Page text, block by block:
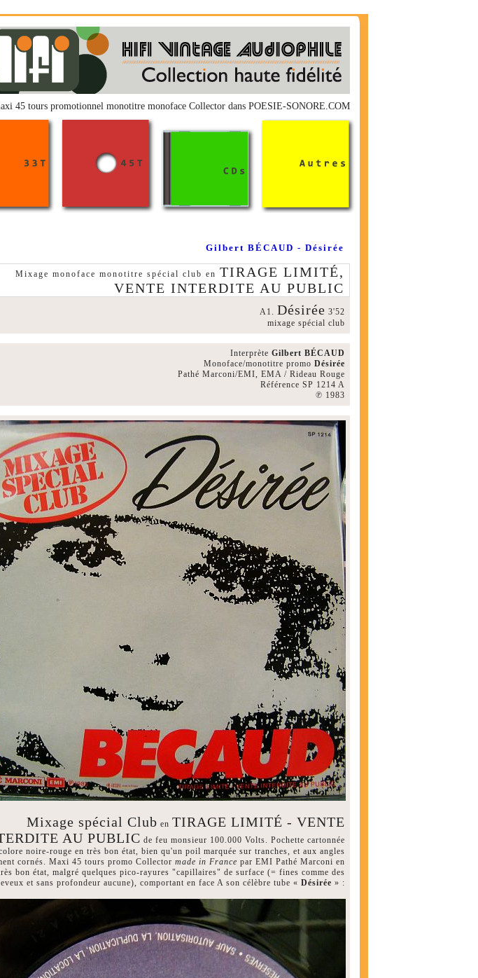
45 tours promotionnel monotitre monoface Collector dans POESIE-SONORE.COM
Gilbert BÉCAUD - Désirée
Mixage monoface monotitre spécial club en TIRAGE LIMITÉ,
VENTE INTERDITE AU PUBLIC
A1. Désirée 3'52
mixage spécial club
Interprète Gilbert BÉCAUD
Monoface/monotitre promo Désirée
Pathé Marconi/EMI, EMA / Rideau Rouge
Référence SP 1214 A
℗ 1983
Mixage spécial Club en TIRAGE LIMITÉ - VENTE
AU PUBLIC de feu monsieur 100.000 Volts. Pochette cartonnée
noire-rouge en très bon état, bien qu'un poil marquée sur tranches, et aux angles
cornés. Maxi 45 tours promo Collector made in France par EMI Pathé Marconi en
bon état, malgré quelques pico-rayures "capillaires" de surface (= fines comme des
et sans profondeur aucune), comportant en face A son célèbre tube « Désirée » :